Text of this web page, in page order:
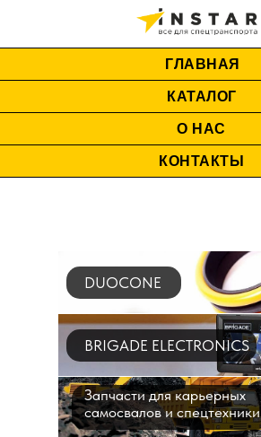
ГЛАВНАЯ
КАТАЛОГ
О НАС
КОНТАКТЫ
DUOCONE
BRIGADE ELECTRONICS
Запчасти для карьерных
самосвалов и спецтехники